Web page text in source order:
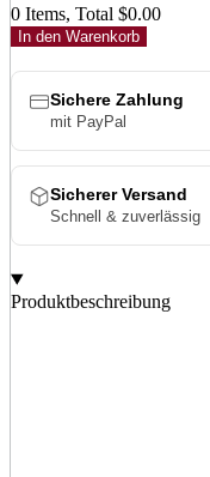
0 Items, Total $0.00
In den Warenkorb
Sichere Zahlung
mit PayPal
Sicherer Versand
Schnell & zuverlässig
Produktbeschreibung